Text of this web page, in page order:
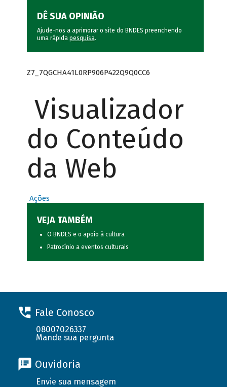
DÊ SUA OPINIÃO
Ajude-nos a aprimorar o site do BNDES preenchendo
uma rápida pesquisa.
Z7_7QGCHA41L0RP906P422Q9Q0CC6
Visualizador
do Conteúdo
da Web
Ações
VEJA TAMBÉM
O BNDES e o apoio à cultura
Patrocínio a eventos culturais
Fale Conosco
08007026337
Mande sua pergunta
Ouvidoria
Envie sua mensagem